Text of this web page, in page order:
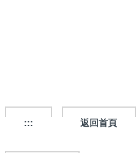
::: 返回首頁